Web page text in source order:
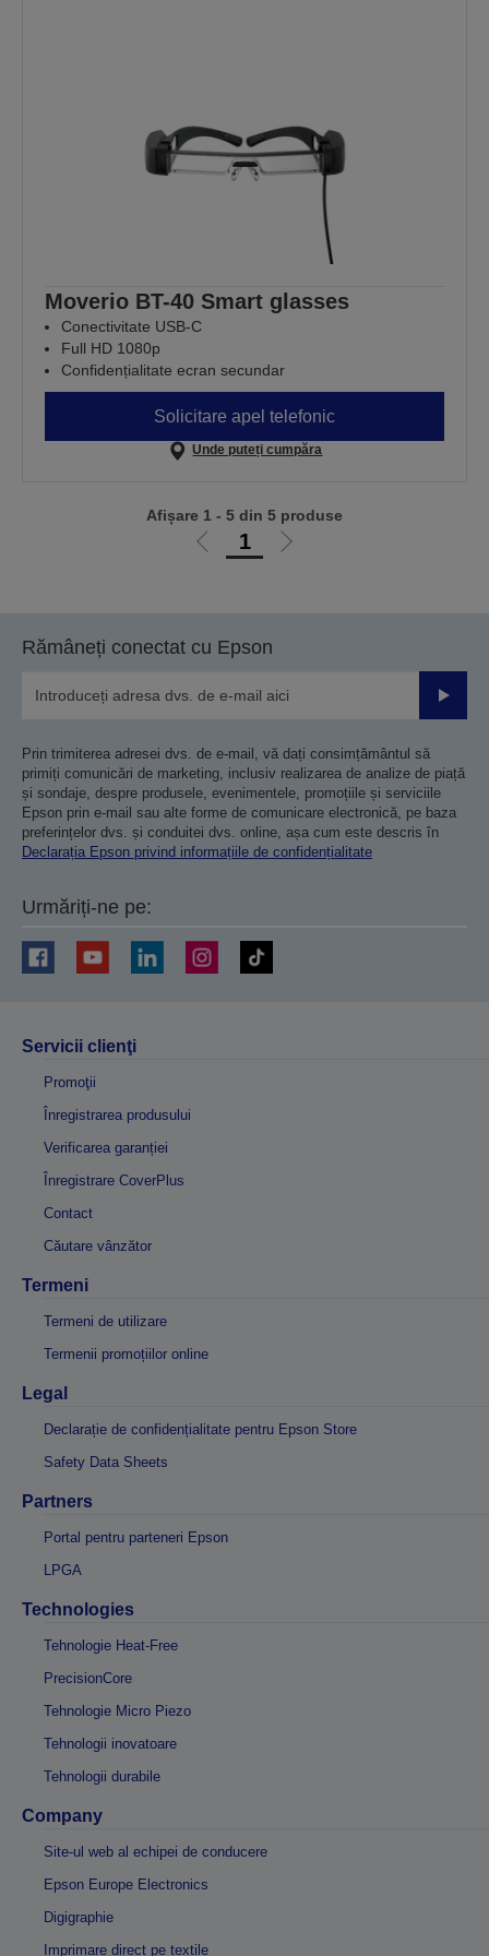
Moverio BT-40 Smart glasses
Conectivitate USB-C
Full HD 1080p
Confidențialitate ecran secundar
Solicitare apel telefonic
Unde puteți cumpăra
Mergi
1
Mergi
Afișare 1 - 5 din 5 produse
Rămâneți conectat cu Epson
Prin trimiterea adresei dvs. de e-mail, vă dați consimțământul să
primiți comunicări de marketing, inclusiv realizarea de analize de piață
și sondaje, despre produsele, evenimentele, promoțiile și serviciile
Epson prin e-mail sau alte forme de comunicare electronică, pe baza
preferințelor dvs. și conduitei dvs. online, așa cum este descris în
Declarația Epson privind informațiile de confidențialitate
Urmăriți-ne pe:
Servicii clienţi
Promoţii
Înregistrarea produsului
Verificarea garanției
Înregistrare CoverPlus
Contact
Căutare vânzător
Termeni
Termeni de utilizare
Termenii promoțiilor online
Legal
Declarație de confidențialitate pentru Epson Store
Safety Data Sheets
Partners
Portal pentru parteneri Epson
LPGA
Technologies
Tehnologie Heat-Free
PrecisionCore
Tehnologie Micro Piezo
Tehnologii inovatoare
Tehnologii durabile
Company
Site-ul web al echipei de conducere
Epson Europe Electronics
Digigraphie
Imprimare direct pe textile